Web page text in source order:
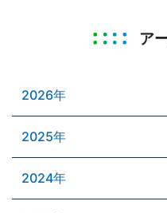
ア
2026年
2025年
2024年